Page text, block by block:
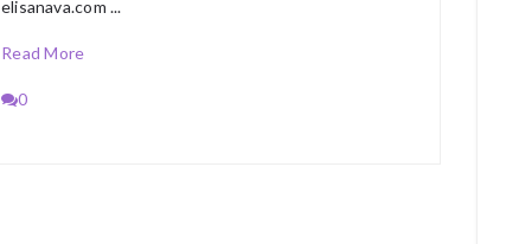
elisanava.com ...
Read More
0